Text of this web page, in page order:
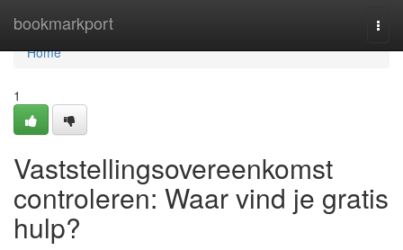
bookmarkport
Home
Home
1
Vaststellingsovereenkomst
controleren: Waar vind je gratis
hulp?